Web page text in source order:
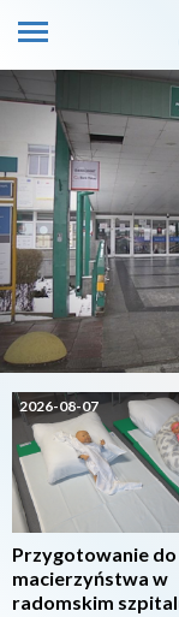
2026-08-07
Przygotowanie do
macierzyństwa w
radomskim